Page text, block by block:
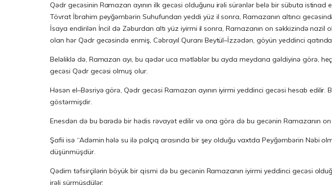
Qədr gecəsinin Ramazan ayının ilk gecəsi olduğunu irəli sürənlər belə bir sübuta
Tövrat İbrahim peyğəmbərin Suhufundan yeddi yüz il sonra, Ramazanın altıncı
İsaya endirilən İncil də Zəburdan altı yüz iyirmi il sonra, Ramazanın on səkkizində
olan hər Qədr gecəsində enmiş, Cəbrayıl Quranı Beytül–İzzədən, göyün yeddinci
Beləliklə də, Ramazan ayı, bu qədər uca mətləblər bu ayda meydana gəldiyinə görə,
gecəsi Qədr gecəsi olmuş olur.
Həsən el–Bəsriyə görə, Qədr gecəsi Ramazan ayının iyirmi yeddinci gecəsi hesab
göstərmişdir.
Enesdən də bu barədə bir hədis rəvayət edilir və ona görə də bu gecənin Ramazanın
Şafii isə “Adəmin hələ su ilə palçıq arasında bir şey olduğu vaxtda Peyğəmbərin Nəbi
düşünmüşdür.
Qədim təfsirçilərin böyük bir qismi də bu gecənin Ramazanın iyirmi yeddinci gecəsi
irəli sürmüşdülər: